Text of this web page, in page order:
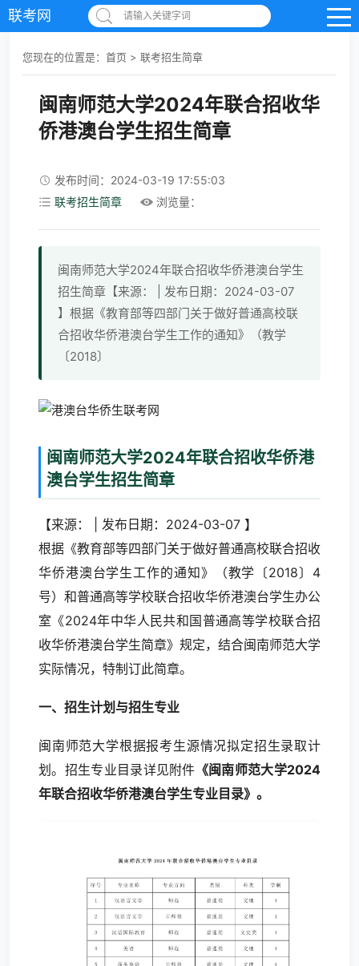
联考网 请输入关键字词
您现在的位置是： 首页 > 联考招生简章
闽南师范大学2024年联合招收华
侨港澳台学生招生简章
发布时间：2024-03-19 17:55:03
联考招生简章
浏览量：
闽南师范大学2024年联合招收华侨港澳台学生
招生简章【来源： | 发布日期：2024-03-07
】根据《教育部等四部门关于做好普通高校联
合招收华侨港澳台学生工作的通知》（教学
〔2018〕
闽南师范大学2024年联合招收华侨港
澳台学生招生简章
【来源： | 发布日期：2024-03-07 】
根据《教育部等四部门关于做好普通高校联合招收
华侨港澳台学生工作的通知》（教学〔2018〕4
号）和普通高等学校联合招收华侨港澳台学生办公
室《2024年中华人民共和国普通高等学校联合招
收华侨港澳台学生简章》规定，结合闽南师范大学
实际情况，特制订此简章。
一、招生计划与招生专业
闽南师范大学根据报考生源情况拟定招生录取计
划。招生专业目录详见附件 《闽南师范大学2024
年联合招收华侨港澳台学生专业目录》。